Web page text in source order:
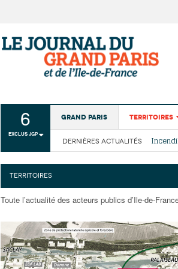
6
EXCLUS JGP
Grand Paris Territoires
Services
DERNIÈRES ACTUALITÉS
La
Les
TERRITOIRES
Toute l’actualité des acteurs publics d’Ile-de-